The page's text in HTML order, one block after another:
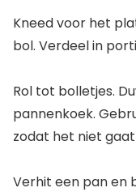
Kneed voor het
bol. Verdeel in
Rol tot bolletjes.
pannenkoek.
zodat het niet
Verhit een pan en